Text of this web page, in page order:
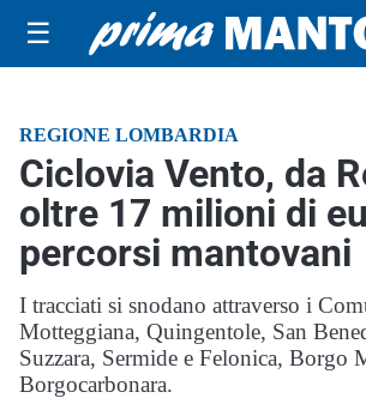
☰
REGIONE LOMBARDIA
Ciclovia Vento, da
oltre 17 milioni di
percorsi mantovani
I tracciati si snodano attraverso i
Motteggiana, Quingentole, San
Suzzara, Sermide e Felonica, Borgo
Borgocarbonara.